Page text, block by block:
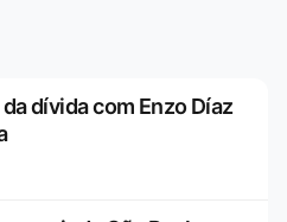
dívida com Enzo Díaz